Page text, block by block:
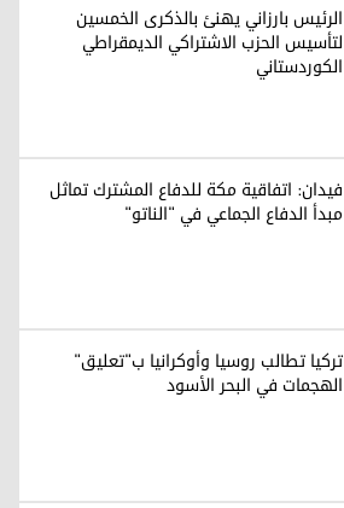
الرئيس بارزاني يهنئ بالذكرى الخمسين
لتأسيس الحزب الاشتراکي الديمقراطي
الكوردستاني
فيدان: اتفاقية مكة للدفاع المشترك تماثل
مبدأ الدفاع الجماعي في "الناتو"
تركيا تطالب روسيا وأوكرانيا ب"تعليق"
الهجمات في البحر الأسود